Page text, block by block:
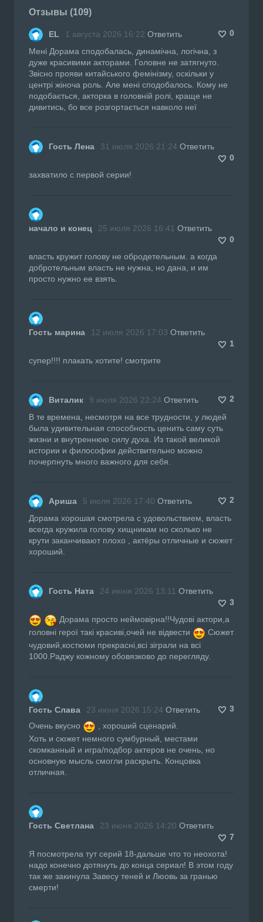
Отзывы (109)
EL 1 августа 2026 16:22 Ответить
0
Мені Дорама сподобалась, динамічна, логічна, з
дуже красивими акторами. Головне не затягнуто.
Звісно прояви китайського фемінізму, оскільки у
центрі жіноча роль. Але мені сподобалось. Кому не
подобається, акторка в головній ролі, краще не
дивитись, бо все розгортається навколо неї
Гость Лена 31 июля 2026 21:24 Ответить
0
захватило с первой серии!
начало и конец 25 июля 2026 16:41 Ответить
0
власть кружит голову не обродетельным. а когда
добротельным власть не нужна, но дана, и им
просто нужно ее взять.
Гость марина 12 июля 2026 17:03 Ответить
1
супер!!!! плакать хотите! смотрите
Виталик 9 июля 2026 22:24 Ответить
2
В те времена, несмотря на все трудности, у людей
была удивительная способность ценить саму суть
жизни и внутреннюю силу духа. Из такой великой
истории и философии действительно можно
почерпнуть много важного для себя.
Ариша 5 июля 2026 17:40 Ответить
2
Дорама хорошая смотрела с удовольствием, власть
всегда кружила голову хищникам но сколько не
крути заканчивают плохо , актёры отличные и сюжет
хороший.
Гость Ната 24 июня 2026 13:11 Ответить
3
Дорама просто неймовірна!!Чудові актори,а
головні герої такі красиві,очей не відвести
Сюжет
чудовий,костюми прекрасні,всі зіграли на всі
1000.Раджу кожному обовязково до перегляду.
Гость Слава 23 июня 2026 15:24 Ответить
3
Очень вкусно
, хороший сценарий.
Хоть и сюжет немного сумбурный, местами
скомканный и игра/подбор актеров не очень, но
основную мысль смогли раскрыть. Концовка
отличная.
Гость Светлана 23 июня 2026 14:20 Ответить
7
Я посмотрела тут серий 18-дальше что то неохота!
надо конечно дотянуть до конца сериал! В этом году
так же закинула Завесу теней и Люовь за гранью
смерти!